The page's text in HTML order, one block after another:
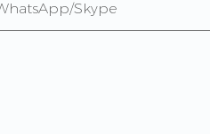
Skype